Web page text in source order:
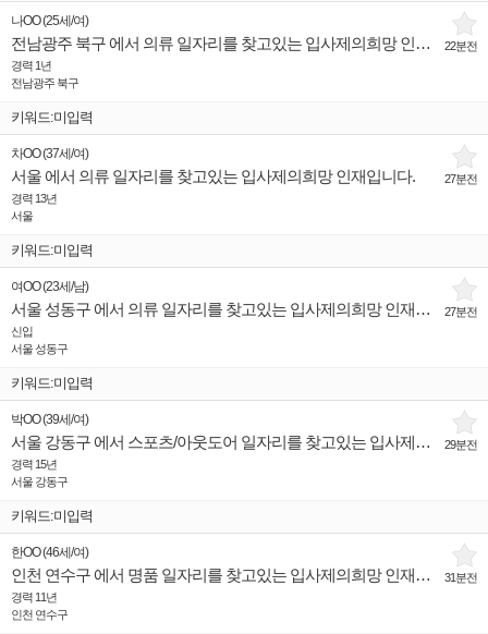
22분전
나OO(25세 /여)
전남광주 북구 에서 의류 일자리를 찾고있는 입사제의희망 인재입니다.
경력 1년
전남광주 북구
키워드:미입력
27분전
차OO(37세 /여)
서울 에서 의류 일자리를 찾고있는 입사제의희망 인재입니다.
경력 13년
서울
키워드:미입력
27분전
여OO(23세 /남)
서울 성동구 에서 의류 일자리를 찾고있는 입사제의희망 인재입니다.
신입
서울 성동구
키워드:미입력
29분전
박OO(39세 /여)
서울 강동구 에서 스포츠/아웃도어 일자리를 찾고있는 입사제의희망 인재입니다.
경력 15년
서울 강동구
키워드:미입력
31분전
한OO(46세 /여)
인천 연수구 에서 명품 일자리를 찾고있는 입사제의희망 인재입니다.
경력 11년
인천 연수구